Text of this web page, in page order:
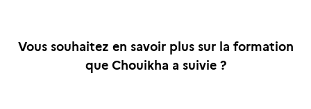
Vous souhaitez en savoir plus sur la formation
que Chouikha a suivie ?